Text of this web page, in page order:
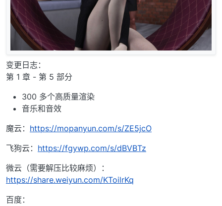
变更日志：
第 1 章 - 第 5 部分
300 多个高质量渲染
音乐和音效
魔云： https://mopanyun.com/s/ZE5jcO
飞狗云： https://fgywp.com/s/dBVBTz
微云（需要解压比较麻烦）：
https://share.weiyun.com/KToilrKq
百度：